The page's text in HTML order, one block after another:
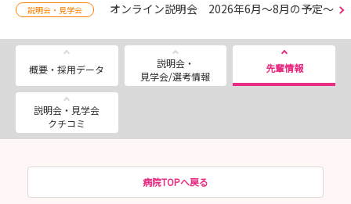
説明会・見学会 オンライン説明会 2026年6月～8月の予定～
概要・採用データ
説明会・
見学会/選考情報
先輩情報
説明会・見学会
クチコミ
病院TOPへ戻る